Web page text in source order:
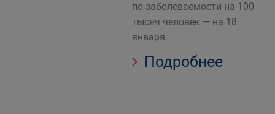
по заболеваемости на 100
тысяч человек — на 18
января.
Подробнее